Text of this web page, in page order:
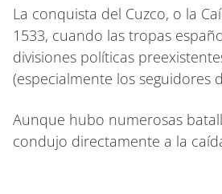
La conquista del Cuzco, o la
1533, cuando las tropas
divisiones políticas
(especialmente los seguidores
Aunque hubo numerosas
condujo directamente a la